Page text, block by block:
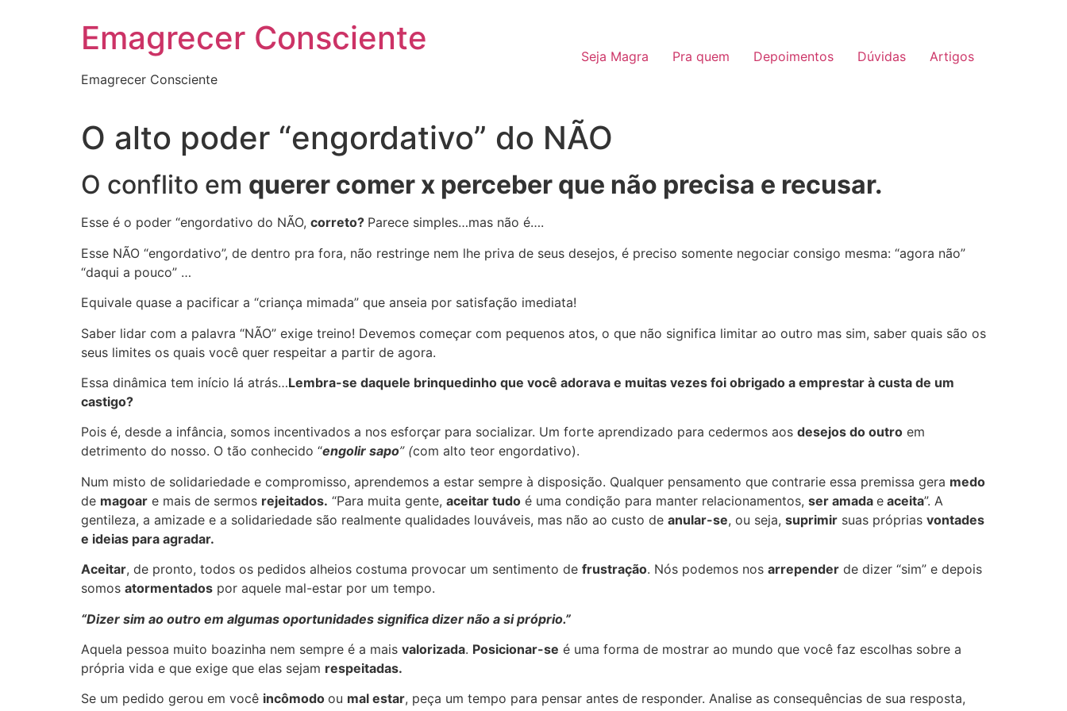
Emagrecer Consciente
Emagrecer Consciente
Seja Magra Pra quem Depoimentos Dúvidas Artigos
O alto poder “engordativo” do NÃO
O conflito em querer comer x perceber que não precisa e recusar.
Esse é o poder “engordativo do NÃO, correto? Parece simples…mas não é….
Esse NÃO “engordativo”, de dentro pra fora, não restringe nem lhe priva de seus desejos, é preciso somente negociar consigo mesma: “agora não”
“daqui a pouco” …
Equivale quase a pacificar a “criança mimada” que anseia por satisfação imediata!
Saber lidar com a palavra “NÃO” exige treino! Devemos começar com pequenos atos, o que não significa limitar ao outro mas sim, saber quais são os
seus limites os quais você quer respeitar a partir de agora.
Essa dinâmica tem início lá atrás…Lembra-se daquele brinquedinho que você adorava e muitas vezes foi obrigado a emprestar à custa de um
castigo?
Pois é, desde a infância, somos incentivados a nos esforçar para socializar. Um forte aprendizado para cedermos aos desejos do outro em
detrimento do nosso. O tão conhecido “engolir sapo” (com alto teor engordativo).
Num misto de solidariedade e compromisso, aprendemos a estar sempre à disposição. Qualquer pensamento que contrarie essa premissa gera medo
de magoar e mais de sermos rejeitados. “Para muita gente, aceitar tudo é uma condição para manter relacionamentos, ser amada e aceita”. A
gentileza, a amizade e a solidariedade são realmente qualidades louváveis, mas não ao custo de anular-se, ou seja, suprimir suas próprias vontades
e ideias para agradar.
Aceitar, de pronto, todos os pedidos alheios costuma provocar um sentimento de frustração. Nós podemos nos arrepender de dizer “sim” e depois
somos atormentados por aquele mal-estar por um tempo.
“Dizer sim ao outro em algumas oportunidades significa dizer não a si próprio.”
Aquela pessoa muito boazinha nem sempre é a mais valorizada. Posicionar-se é uma forma de mostrar ao mundo que você faz escolhas sobre a
própria vida e que exige que elas sejam respeitadas.
Se um pedido gerou em você incômodo ou mal estar, peça um tempo para pensar antes de responder. Analise as consequências de sua resposta,